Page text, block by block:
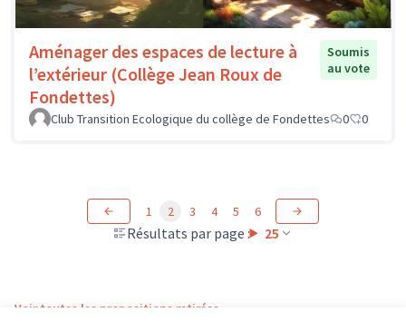
Aménager des espaces de lecture à
l’extérieur (Collège Jean Roux de
Fondettes)
Soumis
au vote
Club Transition Ecologique du collège de Fondettes 0 0
Résultats par page : 25
1 2 3 4 5 6
Voir toutes les propositions retirées